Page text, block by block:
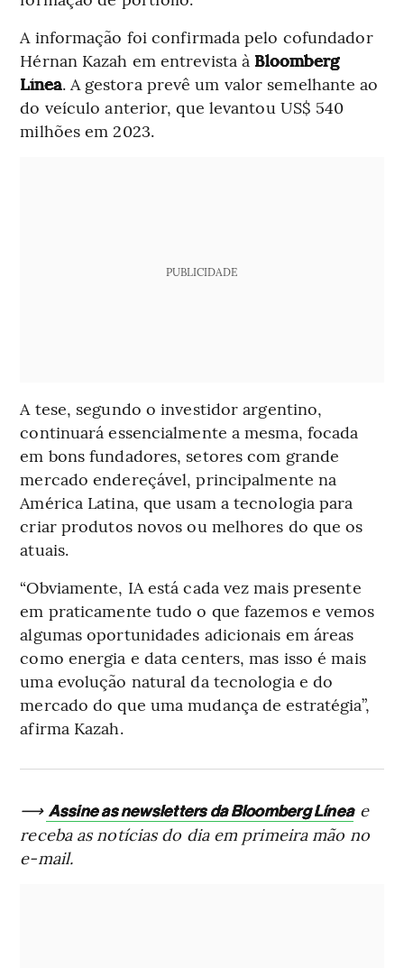
A informação foi confirmada pelo cofundador
Hérnan Kazah em entrevista à Bloomberg
Línea. A gestora prevê um valor semelhante ao
do veículo anterior, que levantou US$ 540
milhões em 2023.
PUBLICIDADE
A tese, segundo o investidor argentino,
continuará essencialmente a mesma, focada
em bons fundadores, setores com grande
mercado endereçável, principalmente na
América Latina, que usam a tecnologia para
criar produtos novos ou melhores do que os
atuais.
“Obviamente, IA está cada vez mais presente
em praticamente tudo o que fazemos e vemos
algumas oportunidades adicionais em áreas
como energia e data centers, mas isso é mais
uma evolução natural da tecnologia e do
mercado do que uma mudança de estratégia”,
afirma Kazah.
⟶ Assine as newsletters da Bloomberg Línea e
receba as notícias do dia em primeira mão no
e-mail.